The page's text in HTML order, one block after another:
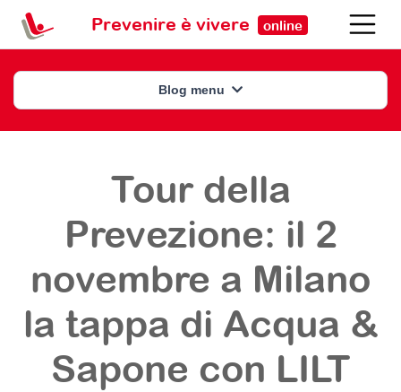
Prevenire è vivere online
Blog menu
Tour della
Prevezione: il 2
novembre a Milano
la tappa di Acqua &
Sapone con LILT